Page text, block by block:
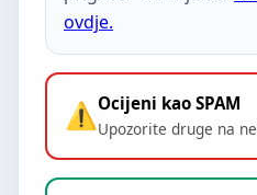
ovdje.
Ocijeni kao SPAM
Upozorite druge na